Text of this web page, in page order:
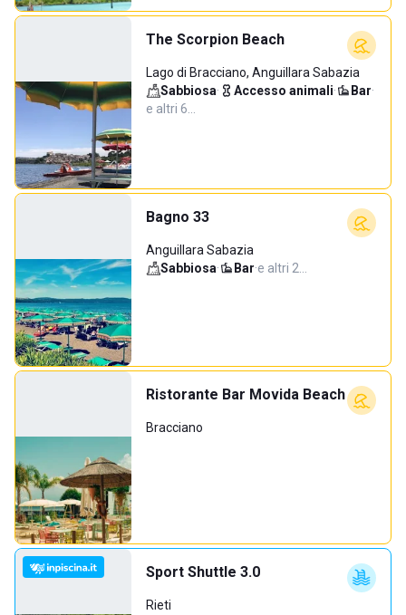
The Scorpion Beach
Lago di Bracciano, Anguillara Sabazia
Sabbiosa· Accesso animali· Bar·
e altri 6…
Bagno 33
Anguillara Sabazia
Sabbiosa· Bar·e altri 2…
Ristorante Bar Movida Beach
Bracciano
Sport Shuttle 3.0
Rieti